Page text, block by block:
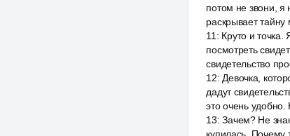
потом не звони, я
раскрывает тайну
11 : Круто и
посмотреть
свидетельство
12: Девочка,
дадут
это очень удобно.
13:Зачем? Не